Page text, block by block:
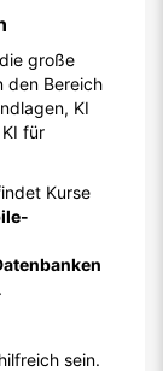
große
den Bereich
KI
für
Kurse
.
sein.